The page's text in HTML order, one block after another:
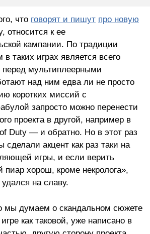
что говорят и пишут про новую
относится к ее
кампании. По традиции
таких играх является всего
мультиплеерными
над ним едва ли не просто
коротких миссий с
запросто можно перенести
проекта в другой, например в
Duty — и обратно. Но в этот раз
акцент как раз таки на
игры, и если верить
пиар хорош, кроме некролога»,
на славу.
мы думаем о скандальном сюжете
как таковой, уже написано в